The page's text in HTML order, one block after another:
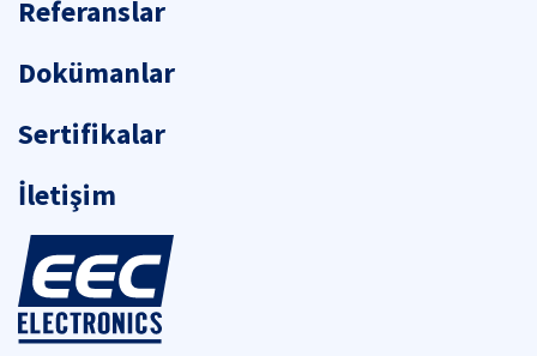
Referanslar
Dokümanlar
Sertifikalar
İletişim